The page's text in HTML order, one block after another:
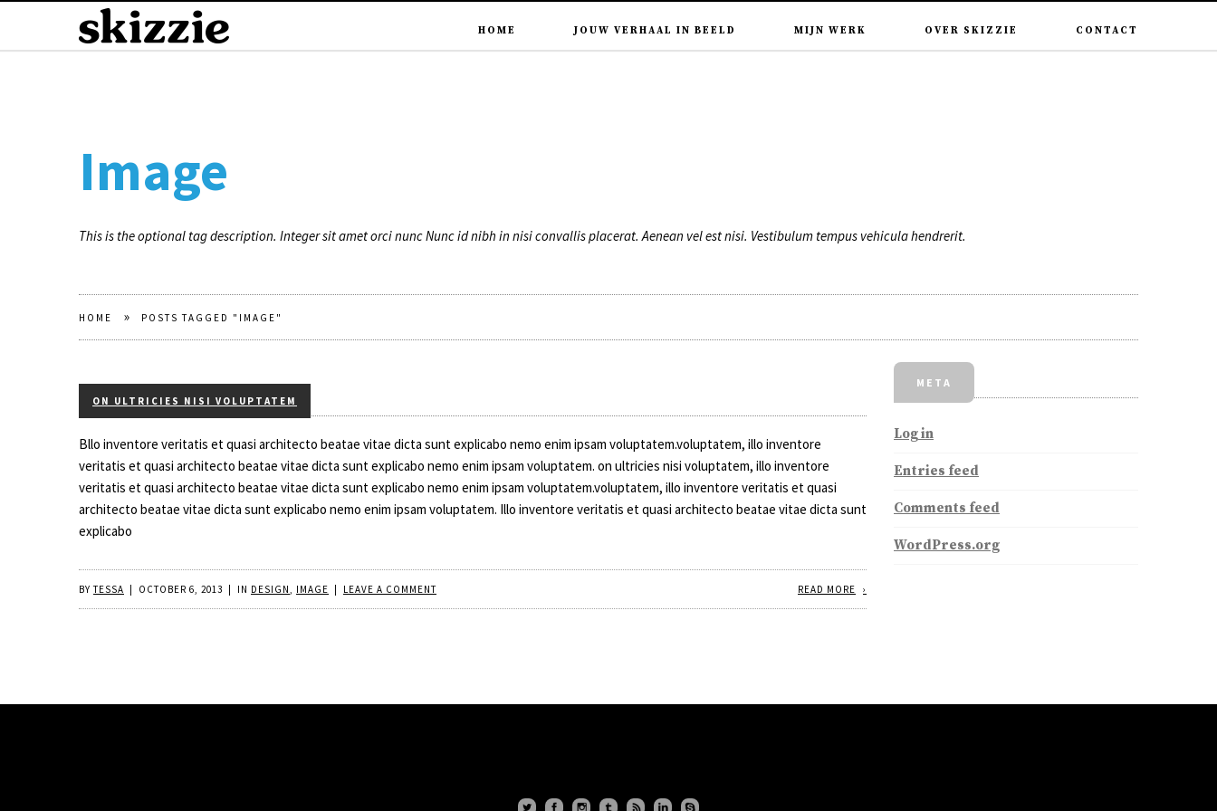
HOME JOUW VERHAAL IN BEELD MIJN WERK OVER SKIZZIE CONTACT
Image
This is the optional tag description. Integer sit amet orci nunc Nunc id nibh in nisi convallis placerat. Aenean vel est nisi. Vestibulum tempus vehicula hendrerit.
HOME » POSTS TAGGED "IMAGE"
ON ULTRICIES NISI VOLUPTATEM
Bllo inventore veritatis et quasi architecto beatae vitae dicta sunt explicabo nemo enim ipsam voluptatem.voluptatem, illo inventore
veritatis et quasi architecto beatae vitae dicta sunt explicabo nemo enim ipsam voluptatem. on ultricies nisi voluptatem, illo inventore
veritatis et quasi architecto beatae vitae dicta sunt explicabo nemo enim ipsam voluptatem.voluptatem, illo inventore veritatis et quasi
architecto beatae vitae dicta sunt explicabo nemo enim ipsam voluptatem. Illo inventore veritatis et quasi architecto beatae vitae dicta sunt
explicabo
BYTESSA | OCTOBER 6, 2013 | IN DESIGN IMAGE | READ MORE
LEAVE A COMMENT
META
Log in
Entries feed
Comments feed
WordPress.org